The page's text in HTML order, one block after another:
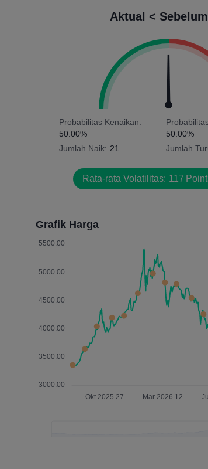
Aktual <
Probabilitas Kenaikan:
50.00%
Jumlah Naik: 21
50.00%
Jumlah
Rata-rata Volatilitas: 117
Grafik Harga